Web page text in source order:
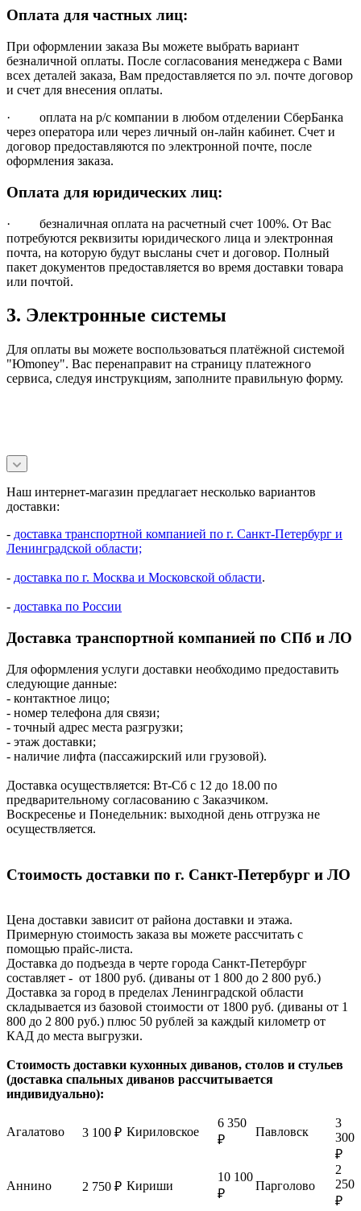
Оплата для частных лиц:
При оформлении заказа Вы можете выбрать вариант
безналичной оплаты. После согласования менеджера с Вами
всех деталей заказа, Вам предоставляется по эл. почте договор
и счет для внесения оплаты.
· оплата на р/с компании в любом отделении СберБанка
через оператора или через личный он-лайн кабинет. Счет и
договор предоставляются по электронной почте, после
оформления заказа.
Оплата для юридических лиц:
· безналичная оплата на расчетный счет 100%. От Вас
потребуются реквизиты юридического лица и электронная
почта, на которую будут высланы счет и договор. Полный
пакет документов предоставляется во время доставки товара
или почтой.
3. Электронные системы
Для оплаты вы можете воспользоваться платёжной системой
"Юmoney". Вас перенаправит на страницу платежного
сервиса, следуя инструкциям, заполните правильную форму.
Наш интернет-магазин предлагает несколько вариантов
доставки:
- доставка транспортной компанией по г. Санкт-Петербург и
Ленинградской области;
- доставка по г. Москва и Московской области.
- доставка по России
Доставка транспортной компанией по СПб и ЛО
Для оформления услуги доставки необходимо предоставить
следующие данные:
- контактное лицо;
- номер телефона для связи;
- точный адрес места разгрузки;
- этаж доставки;
- наличие лифта (пассажирский или грузовой).
Доставка осуществляется: Вт-Сб с 12 до 18.00 по
предварительному согласованию с Заказчиком.
Воскресенье и Понедельник: выходной день отгрузка не
осуществляется.
Стоимость доставки по г. Санкт-Петербург и ЛО
Цена доставки зависит от района доставки и этажа.
Примерную стоимость заказа вы можете рассчитать с
помощью прайс-листа.
Доставка до подъезда в черте города Санкт-Петербург
составляет - от 1800 руб. (диваны от 1 800 до 2 800 руб.)
Доставка за город в пределах Ленинградской области
складывается из базовой стоимости от 1800 руб. (диваны от 1
800 до 2 800 руб.) плюс 50 рублей за каждый километр от
КАД до места выгрузки.
Стоимость доставки кухонных диванов, столов и стульев
(доставка спальных диванов рассчитывается
индивидуально):
Агалатово 3 100 ₽ Кириловское
6 350
₽
Павловск
3
300
₽
Аннино 2 750 ₽ Кириши
10 100
₽
Парголово
2
250
₽